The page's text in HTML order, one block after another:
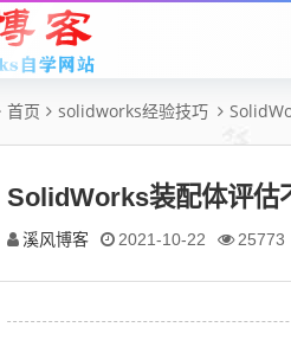
首页 solidworks经验技巧
SolidWorks装配体评估
溪风博客 2021-10-22 25773